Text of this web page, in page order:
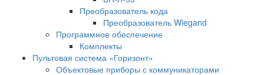
Преобразователь кода
Преобразователь Wiegand
Программное обеспечение
Комплекты
Пультовая система «Горизонт»
Объектовые приборы с коммуникаторами